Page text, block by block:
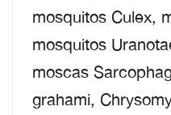
mosquitos Culex,
mosquitos
moscas
grahami,